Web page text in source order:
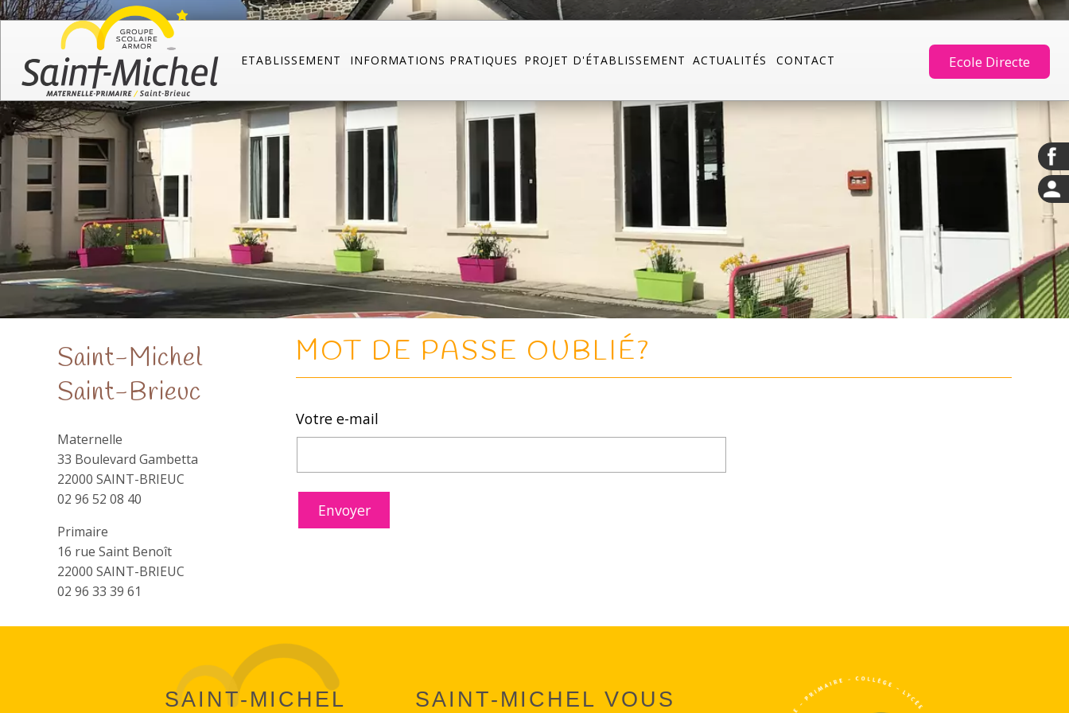
Ecole Directe
ETABLISSEMENT INFORMATIONS PRATIQUES PROJET D'ÉTABLISSEMENT ACTUALITÉS CONTACT
Saint-Michel
Saint-Brieuc
Maternelle
33 Boulevard Gambetta
22000 SAINT-BRIEUC
02 96 52 08 40
Primaire
16 rue Saint Benoît
22000 SAINT-BRIEUC
02 96 33 39 61
MOT DE PASSE OUBLIÉ?
Votre e-mail
SAINT-MICHEL
SAINT-MICHEL VOUS